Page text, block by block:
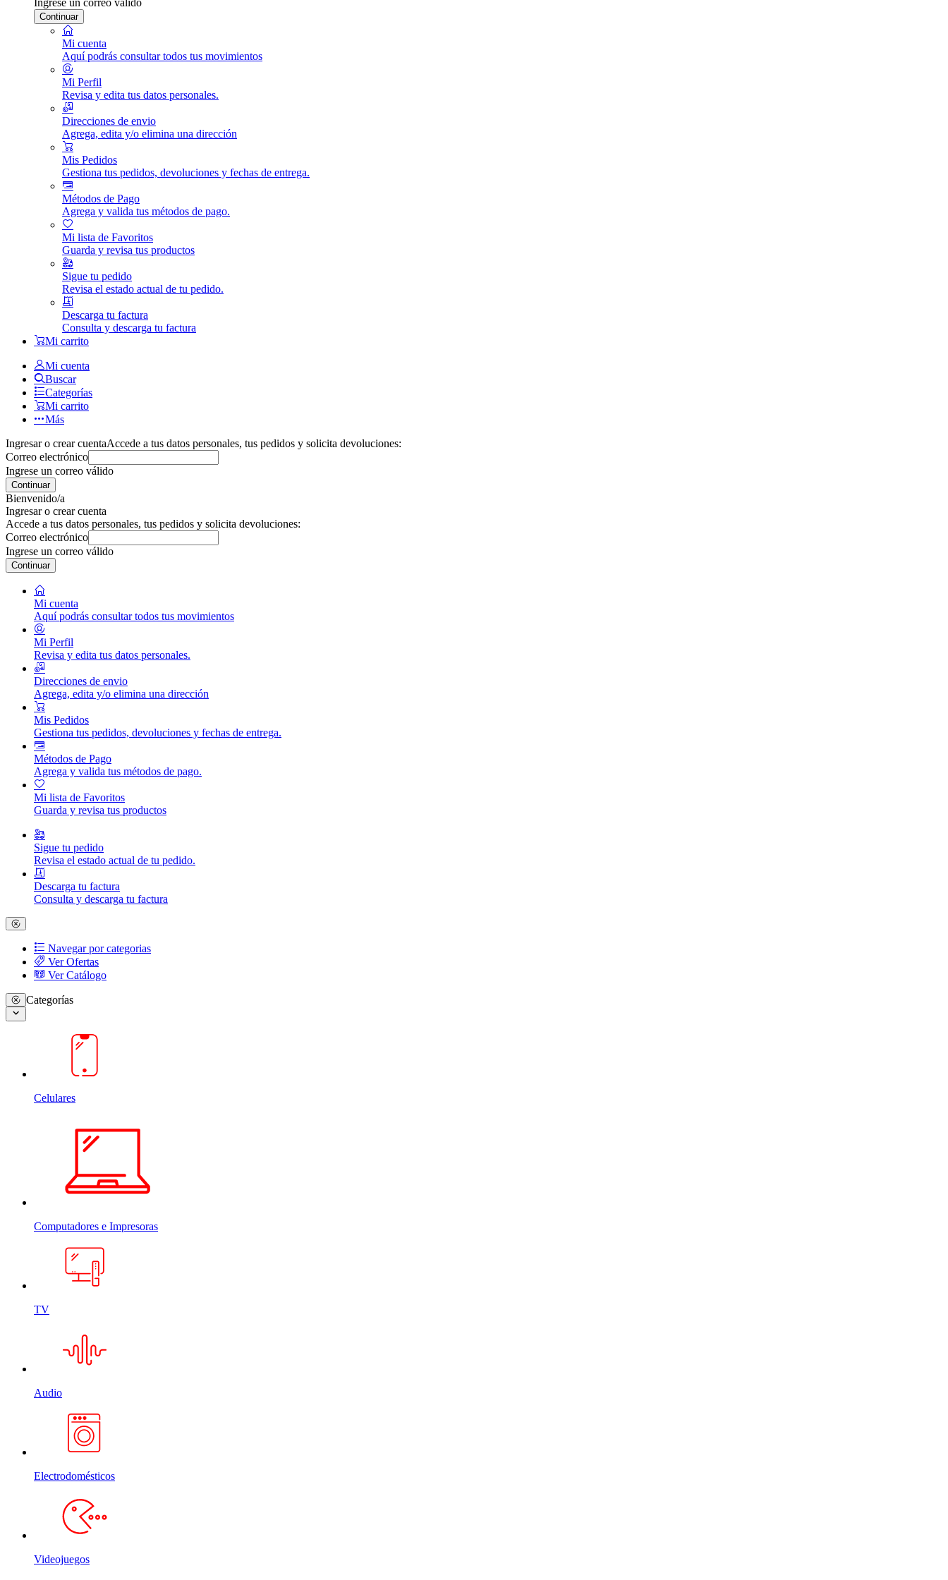
Continuar
Mi cuenta
Aquí podrás consultar todos tus movimientos
Mi Perfil
Revisa y edita tus datos personales.
Direcciones de envio
Agrega, edita y/o elimina una dirección
Mis Pedidos
Gestiona tus pedidos, devoluciones y fechas de entrega.
Métodos de Pago
Agrega y valida tus métodos de pago.
Mi lista de Favoritos
Guarda y revisa tus productos
Sigue tu pedido
Revisa el estado actual de tu pedido.
Descarga tu factura
Consulta y descarga tu factura
Mi carrito
Mi cuenta
Buscar
Categorías
Mi carrito
Más
Ingresar o crear cuentaAccede a tus datos personales, tus pedidos y solicita devoluciones:
Correo electrónico
Ingrese un correo válido
Continuar
Bienvenido/a
Ingresar o crear cuenta
Accede a tus datos personales, tus pedidos y solicita devoluciones:
Correo electrónico
Ingrese un correo válido
Continuar
Mi cuenta
Aquí podrás consultar todos tus movimientos
Mi Perfil
Revisa y edita tus datos personales.
Direcciones de envio
Agrega, edita y/o elimina una dirección
Mis Pedidos
Gestiona tus pedidos, devoluciones y fechas de entrega.
Métodos de Pago
Agrega y valida tus métodos de pago.
Mi lista de Favoritos
Guarda y revisa tus productos
Sigue tu pedido
Revisa el estado actual de tu pedido.
Descarga tu factura
Consulta y descarga tu factura
Navegar por categorias
Ver Ofertas
Ver Catálogo
Categorías
Celulares
Computadores e Impresoras
TV
Audio
Electrodomésticos
Videojuegos